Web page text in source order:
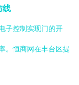
线
子控制实现门的开
。恒商网在丰台区提